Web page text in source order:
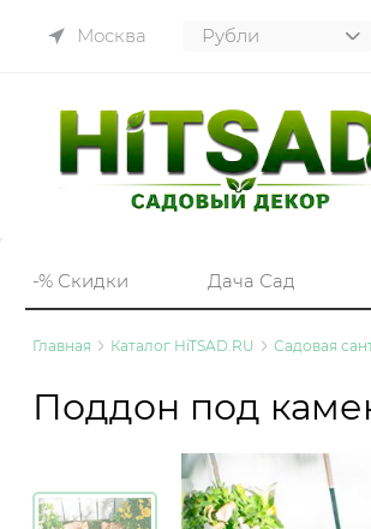
Москва
-% Скидки Дача Сад
Главная Каталог HiTSAD.RU Садовая
Поддон под